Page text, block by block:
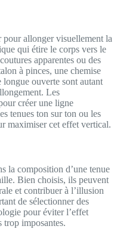
pour allonger visuellement la
qui étire le corps vers le
apparentes ou des
à pinces, une chemise
longue ouverte sont autant
Les
créer une ligne
tenues ton sur ton ou les
maximiser cet effet vertical.
la composition d’une tenue
Bien choisis, ils peuvent
et contribuer à l’illusion
de sélectionner des
pour éviter l’effet
trop imposantes.